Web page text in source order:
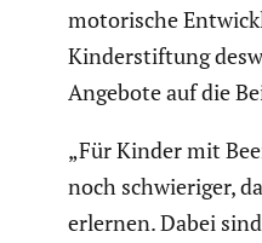
motori­sche
Kinder­stif­tung
Angebote auf die
„Für Kinder mit
noch schwie­riger,
erlernen. Dabei